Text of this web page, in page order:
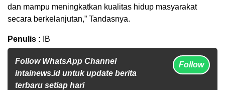
dan mampu meningkatkan kualitas hidup masyarakat
secara berkelanjutan,” Tandasnya.
Penulis : IB
Follow WhatsApp Channel
intainews.id untuk update berita
terbaru setiap hari
Follow